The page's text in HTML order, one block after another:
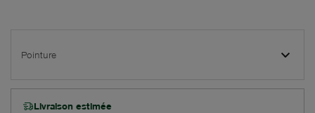
Pointure
Livraison estimée